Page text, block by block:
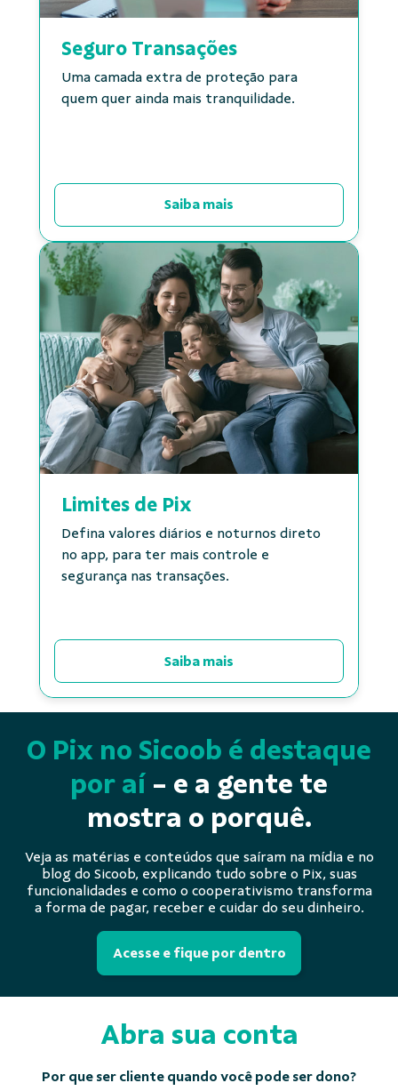
Seguro Transações
Uma camada extra de proteção para
quem quer ainda mais tranquilidade.
Saiba mais
Limites de Pix
Defina valores diários e noturnos direto
no app, para ter mais controle e
segurança nas transações.
Saiba mais
O Pix no Sicoob é destaque
por aí - e a gente te
mostra o porquê.
Veja as matérias e conteúdos que saíram na mídia e no
blog do Sicoob, explicando tudo sobre o Pix, suas
funcionalidades e como o cooperativismo transforma
a forma de pagar, receber e cuidar do seu dinheiro.
Acesse e fique por dentro
Abra sua conta
Por que ser cliente quando você pode ser dono?